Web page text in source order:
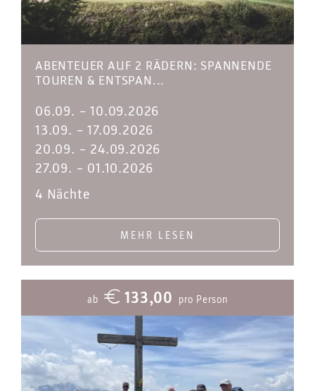
ABENTEUER AUF 2 RÄDERN: SPANNENDE
TOUREN & ENTSPAN...
06.09. –10.09.2026
13.09. –17.09.2026
20.09. – 24.09.2026
27.09. – 01.10.2026
4 Nächte
MEHR LESEN
ab 133,00 pro Person